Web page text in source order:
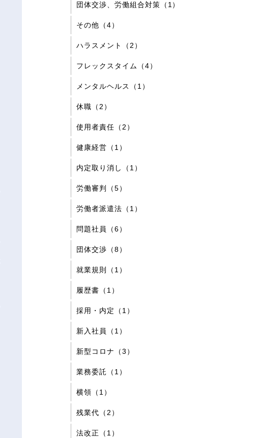
団体交渉、労働組合対策（1）
その他（4）
ハラスメント（2）
フレックスタイム（4）
メンタルヘルス（1）
休職（2）
使用者責任（2）
健康経営（1）
内定取り消し（1）
労働審判（5）
労働者派遣法（1）
問題社員（6）
団体交渉（8）
就業規則（1）
履歴書（1）
採用・内定（1）
新入社員（1）
新型コロナ（3）
業務委託（1）
横領（1）
残業代（2）
法改正（1）